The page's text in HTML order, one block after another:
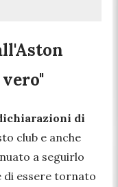
di
club e anche
a seguirlo
di essere tornato